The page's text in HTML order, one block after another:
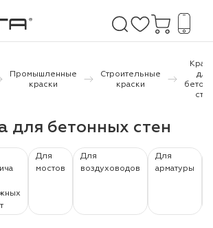
Промышленные
краски
Строительные
краски
для
стен
для бетонных стен
Для
мостов
Для
воздуховодов
Для
арматуры